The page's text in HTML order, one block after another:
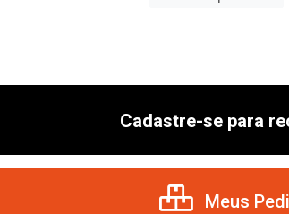
Cadastre-se para
Meus